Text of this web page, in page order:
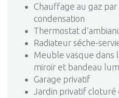
Chauffage au gaz par
condensation
Thermostat
Radiateur séche-
Meuble vasque dans
miroir et bandeau
Garage privatif
Jardin privatif cloturé